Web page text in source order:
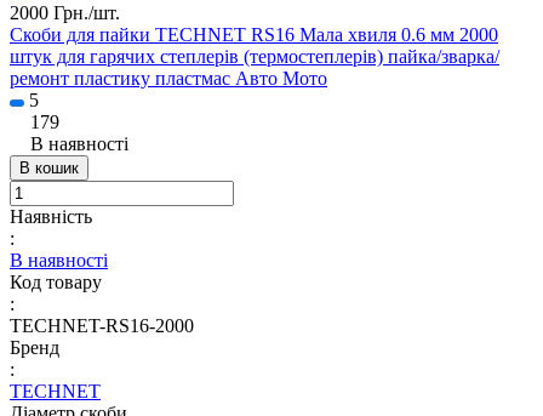
2000 Грн./шт.
Скоби для пайки TECHNET RS16 Мала хвиля 0.6 мм 2000
штук для гарячих степлерів (термостеплерів) пайка/зварка/
ремонт пластику пластмас Авто Мото
5
179
В наявності
В кошик
Наявність
:
В наявності
Код товару
:
TECHNET-RS16-2000
Бренд
:
TECHNET